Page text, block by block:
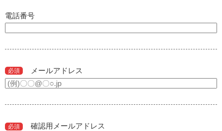
電話番号
必須 メールアドレス
必須 確認用メールアドレス